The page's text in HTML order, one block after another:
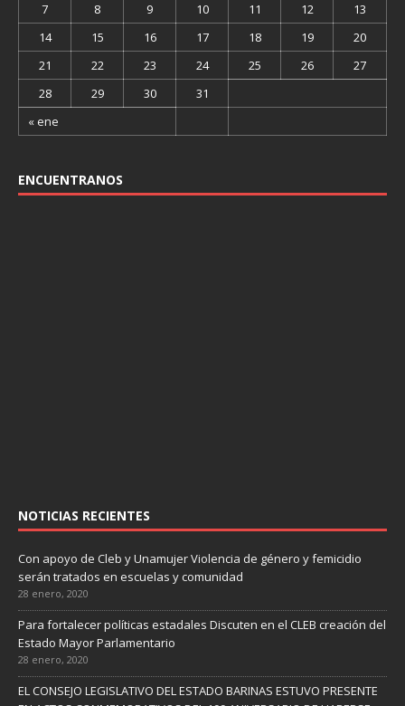
« ene
7
8 9 10 11 12
13
14
15 16 17 18 19
20
21
22 23 24 25 26
27
28
29 30 31
ENCUENTRANOS
NOTICIAS RECIENTES
Con apoyo de Cleb y Unamujer Violencia de género y femicidio
serán tratados en escuelas y comunidad
28 enero, 2020
Para fortalecer políticas estadales Discuten en el CLEB creación del
Estado Mayor Parlamentario
28 enero, 2020
EL CONSEJO LEGISLATIVO DEL ESTADO BARINAS ESTUVO PRESENTE